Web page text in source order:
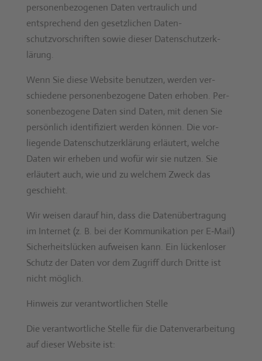
per­so­n­en­be­zo­ge­nen Dat­en ver­traulich und
entsprechend den geset­zlichen Daten­
schutzvorschriften sowie dieser Daten­schutzerk­
lärung.
Wenn Sie diese Web­site benutzen, wer­den ver­
schiedene per­so­n­en­be­zo­gene Dat­en erhoben. Per­
so­n­en­be­zo­gene Dat­en sind Dat­en, mit denen Sie
per­sön­lich iden­ti­fiziert wer­den kön­nen. Die vor­
liegende Daten­schutzerk­lärung erläutert, welche
Dat­en wir erheben und wofür wir sie nutzen. Sie
erläutert auch, wie und zu welchem Zweck das
geschieht.
Wir weisen darauf hin, dass die Datenüber­tra­gung
im Inter­net (z. B. bei der Kom­mu­nika­tion per E‑Mail)
Sicher­heit­slück­en aufweisen kann. Ein lück­en­los­er
Schutz der Dat­en vor dem Zugriff durch Dritte ist
nicht möglich.
Hin­weis zur ver­ant­wortlichen Stelle
Die ver­ant­wortliche Stelle für die Daten­ver­ar­beitung
auf dieser Web­site ist: